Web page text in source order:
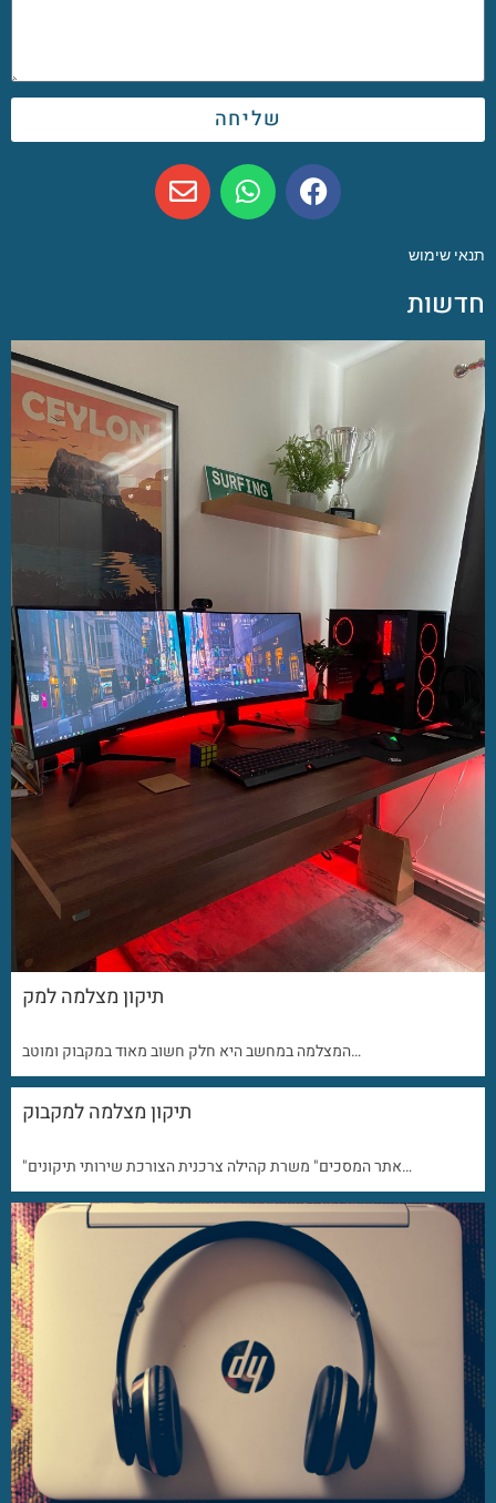
שליחה
תנאי שימוש
חדשות
תיקון מצלמה למק
המצלמה במחשב היא חלק חשוב מאוד במקבוק ומוטב…
תיקון מצלמה למקבוק
"אתר המסכים" משרת קהילה צרכנית הצורכת שירותי תיקונים…